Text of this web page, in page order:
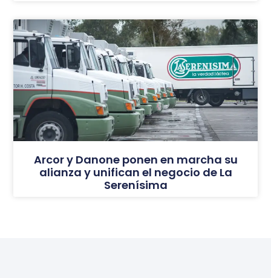
Arcor y Danone ponen en marcha su
alianza y unifican el negocio de La
Serenísima